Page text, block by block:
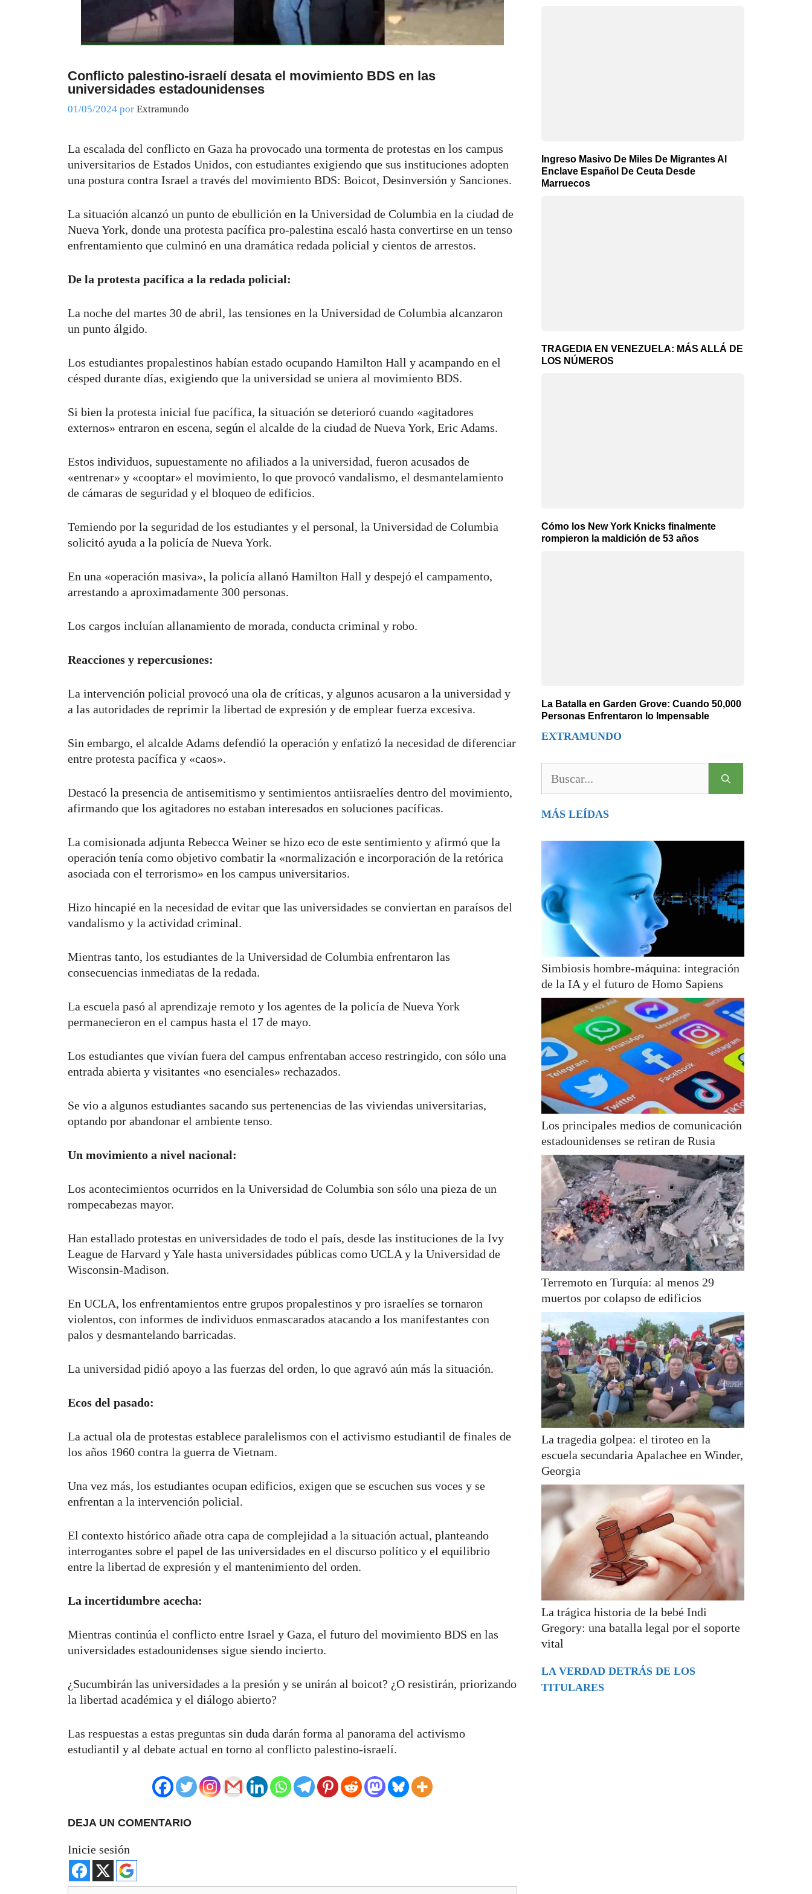
Conflicto palestino-israelí desata el movimiento BDS en las
universidades estadounidenses
01/05/2024 por Extramundo
La escalada del conflicto en Gaza ha provocado una tormenta de protestas en los campus
universitarios de Estados Unidos, con estudiantes exigiendo que sus instituciones adopten
una postura contra Israel a través del movimiento BDS: Boicot, Desinversión y Sanciones.
La situación alcanzó un punto de ebullición en la Universidad de Columbia en la ciudad de
Nueva York, donde una protesta pacífica pro-palestina escaló hasta convertirse en un tenso
enfrentamiento que culminó en una dramática redada policial y cientos de arrestos.
De la protesta pacífica a la redada policial:
La noche del martes 30 de abril, las tensiones en la Universidad de Columbia alcanzaron
un punto álgido.
Los estudiantes propalestinos habían estado ocupando Hamilton Hall y acampando en el
césped durante días, exigiendo que la universidad se uniera al movimiento BDS.
Si bien la protesta inicial fue pacífica, la situación se deterioró cuando «agitadores
externos» entraron en escena, según el alcalde de la ciudad de Nueva York, Eric Adams.
Estos individuos, supuestamente no afiliados a la universidad, fueron acusados de
«entrenar» y «cooptar» el movimiento, lo que provocó vandalismo, el desmantelamiento
de cámaras de seguridad y el bloqueo de edificios.
Temiendo por la seguridad de los estudiantes y el personal, la Universidad de Columbia
solicitó ayuda a la policía de Nueva York.
En una «operación masiva», la policía allanó Hamilton Hall y despejó el campamento,
arrestando a aproximadamente 300 personas.
Los cargos incluían allanamiento de morada, conducta criminal y robo.
Reacciones y repercusiones:
La intervención policial provocó una ola de críticas, y algunos acusaron a la universidad y
a las autoridades de reprimir la libertad de expresión y de emplear fuerza excesiva.
Sin embargo, el alcalde Adams defendió la operación y enfatizó la necesidad de diferenciar
entre protesta pacífica y «caos».
Destacó la presencia de antisemitismo y sentimientos antiisraelíes dentro del movimiento,
afirmando que los agitadores no estaban interesados en soluciones pacíficas.
La comisionada adjunta Rebecca Weiner se hizo eco de este sentimiento y afirmó que la
operación tenía como objetivo combatir la «normalización e incorporación de la retórica
asociada con el terrorismo» en los campus universitarios.
Hizo hincapié en la necesidad de evitar que las universidades se conviertan en paraísos del
vandalismo y la actividad criminal.
Mientras tanto, los estudiantes de la Universidad de Columbia enfrentaron las
consecuencias inmediatas de la redada.
La escuela pasó al aprendizaje remoto y los agentes de la policía de Nueva York
permanecieron en el campus hasta el 17 de mayo.
Los estudiantes que vivían fuera del campus enfrentaban acceso restringido, con sólo una
entrada abierta y visitantes «no esenciales» rechazados.
Se vio a algunos estudiantes sacando sus pertenencias de las viviendas universitarias,
optando por abandonar el ambiente tenso.
Un movimiento a nivel nacional:
Los acontecimientos ocurridos en la Universidad de Columbia son sólo una pieza de un
rompecabezas mayor.
Han estallado protestas en universidades de todo el país, desde las instituciones de la Ivy
League de Harvard y Yale hasta universidades públicas como UCLA y la Universidad de
Wisconsin-Madison.
En UCLA, los enfrentamientos entre grupos propalestinos y pro israelíes se tornaron
violentos, con informes de individuos enmascarados atacando a los manifestantes con
palos y desmantelando barricadas.
La universidad pidió apoyo a las fuerzas del orden, lo que agravó aún más la situación.
Ecos del pasado:
La actual ola de protestas establece paralelismos con el activismo estudiantil de finales de
los años 1960 contra la guerra de Vietnam.
Una vez más, los estudiantes ocupan edificios, exigen que se escuchen sus voces y se
enfrentan a la intervención policial.
El contexto histórico añade otra capa de complejidad a la situación actual, planteando
interrogantes sobre el papel de las universidades en el discurso político y el equilibrio
entre la libertad de expresión y el mantenimiento del orden.
La incertidumbre acecha:
Mientras continúa el conflicto entre Israel y Gaza, el futuro del movimiento BDS en las
universidades estadounidenses sigue siendo incierto.
¿Sucumbirán las universidades a la presión y se unirán al boicot? ¿O resistirán, priorizando
la libertad académica y el diálogo abierto?
Las respuestas a estas preguntas sin duda darán forma al panorama del activismo
estudiantil y al debate actual en torno al conflicto palestino-israelí.
DEJA UN COMENTARIO
Inicie sesión
Ingreso Masivo De Miles De Migrantes Al
Enclave Español De Ceuta Desde
Marruecos
TRAGEDIA EN VENEZUELA: MÁS ALLÁ DE
LOS NÚMEROS
Cómo los New York Knicks finalmente
rompieron la maldición de 53 años
La Batalla en Garden Grove: Cuando 50,000
Personas Enfrentaron lo Impensable
EXTRAMUNDO
MÁS LEÍDAS
Simbiosis hombre-máquina: integración
de la IA y el futuro de Homo Sapiens
Los principales medios de comunicación
estadounidenses se retiran de Rusia
Terremoto en Turquía: al menos 29
muertos por colapso de edificios
La tragedia golpea: el tiroteo en la
escuela secundaria Apalachee en Winder,
Georgia
La trágica historia de la bebé Indi
Gregory: una batalla legal por el soporte
vital
LA VERDAD DETRÁS DE LOS
TITULARES